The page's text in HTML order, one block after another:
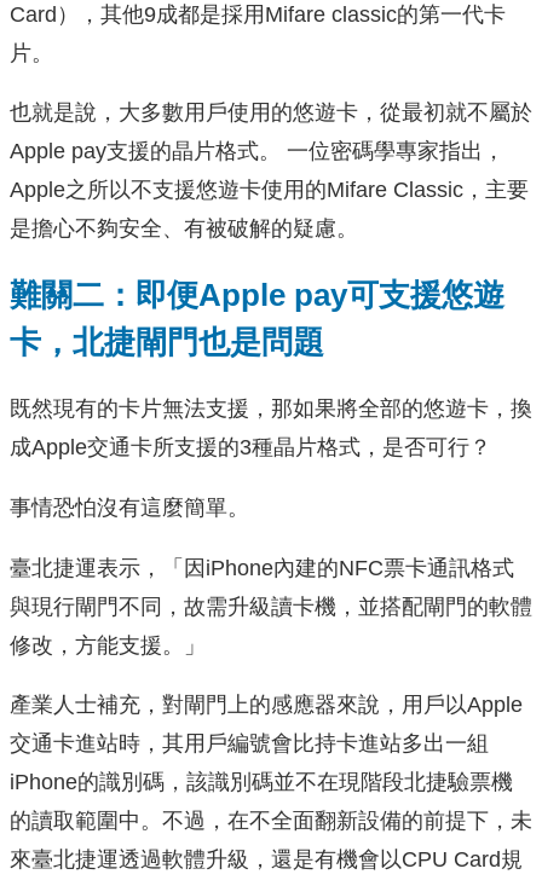
Card），其他9成都是採用Mifare classic的第一代卡
片。
也就是說，大多數用戶使用的悠遊卡，從最初就不屬於
Apple pay支援的晶片格式。 一位密碼學專家指出，
Apple之所以不支援悠遊卡使用的Mifare Classic，主要
是擔心不夠安全、有被破解的疑慮。
難關二：即便Apple pay可支援悠遊
卡，北捷閘門也是問題
既然現有的卡片無法支援，那如果將全部的悠遊卡，換
成Apple交通卡所支援的3種晶片格式，是否可行？
事情恐怕沒有這麼簡單。
臺北捷運表示，「因iPhone內建的NFC票卡通訊格式
與現行閘門不同，故需升級讀卡機，並搭配閘門的軟體
修改，方能支援。」
產業人士補充，對閘門上的感應器來說，用戶以Apple
交通卡進站時，其用戶編號會比持卡進站多出一組
iPhone的識別碼，該識別碼並不在現階段北捷驗票機
的讀取範圍中。不過，在不全面翻新設備的前提下，未
來臺北捷運透過軟體升級，還是有機會以CPU Card規